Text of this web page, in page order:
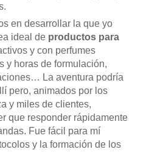
en desarrollar la que yo
ideal de productos para
y con perfumes
y horas de formulación,
La aventura podría
pero, animados por los
y miles de clientes,
que responder rápidamente
Fue fácil para mí
y la formación de los